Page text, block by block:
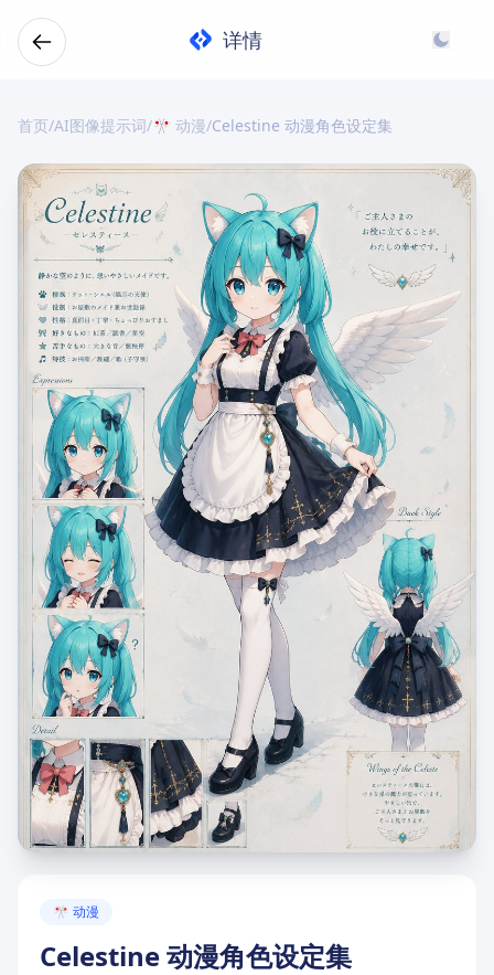
详情
首页/AI图像提示词/🎌 动漫/Celestine 动漫角色设定集
🎌 动漫
Celestine 动漫角色设定集